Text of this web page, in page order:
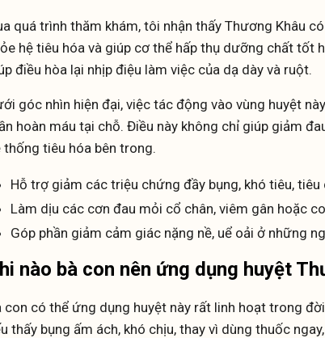
quá trình thăm khám, tôi nhận thấy Thương Khâu
hệ tiêu hóa và giúp cơ thể hấp thụ dưỡng chất tốt
điều hòa lại nhịp điệu làm việc của dạ dày và ruột.
góc nhìn hiện đại, việc tác động vào vùng huyệt
hoàn máu tại chỗ. Điều này không chỉ giúp giảm
thống tiêu hóa bên trong.
Hỗ trợ giảm các triệu chứng đầy bụng, khó tiêu,
Làm dịu các cơn đau mỏi cổ chân, viêm gân hoặc
Góp phần giảm cảm giác nặng nề, uể oải ở những
nào bà con nên ứng dụng huyệt
con có thể ứng dụng huyệt này rất linh hoạt trong
thấy bụng ấm ách, khó chịu, thay vì dùng thuốc